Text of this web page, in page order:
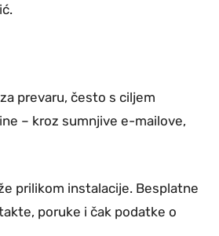
prevaru, često s ciljem
– kroz sumnjive e-mailove,
prilikom instalacije. Besplatne
poruke i čak podatke o